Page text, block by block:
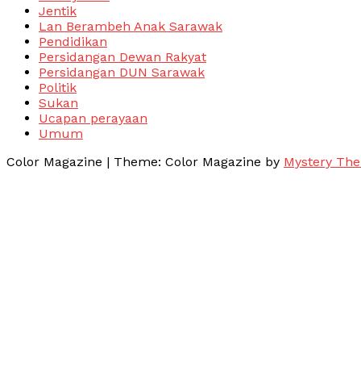
Jentik
Lan Berambeh Anak Sarawak
Pendidikan
Persidangan Dewan Rakyat
Persidangan DUN Sarawak
Politik
Sukan
Ucapan perayaan
Umum
Color Magazine | Theme: Color Magazine by Mystery